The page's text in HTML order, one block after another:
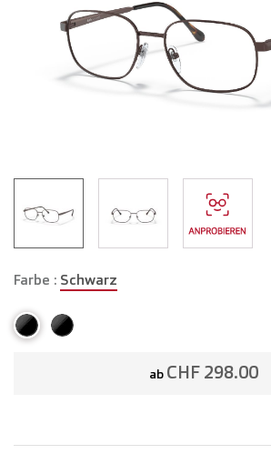
Farbe : Schwarz
ab CHF 298.00